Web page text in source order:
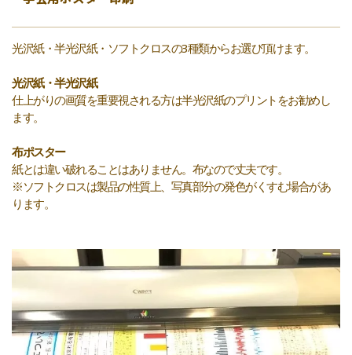
光沢紙・半光沢紙・ソフトクロスの3種類からお選び頂けます。
光沢紙・半光沢紙
仕上がりの画質を重要視される方は半光沢紙のプリントをお勧めし
ます。
布ポスター
紙とは違い破れることはありません。布なので丈夫です。
※ソフトクロスは製品の性質上、写真部分の発色がくすむ場合があ
ります。